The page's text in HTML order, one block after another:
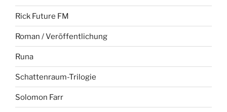
Rick Future FM
Roman / Veröffentlichung
Runa
Schattenraum-Trilogie
Solomon Farr